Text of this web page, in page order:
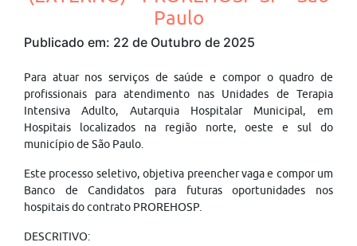
Paulo
Publicado em: 22 de Outubro de 2025
Para atuar nos serviços de saúde e compor o quadro de
profissionais para atendimento nas Unidades de Terapia
Intensiva Adulto, Autarquia Hospitalar Municipal, em
Hospitais localizados na região norte, oeste e sul do
município de São Paulo.
Este processo seletivo, objetiva preencher vaga e compor um
Banco de Candidatos para futuras oportunidades nos
hospitais do contrato PROREHOSP.
DESCRITIVO: